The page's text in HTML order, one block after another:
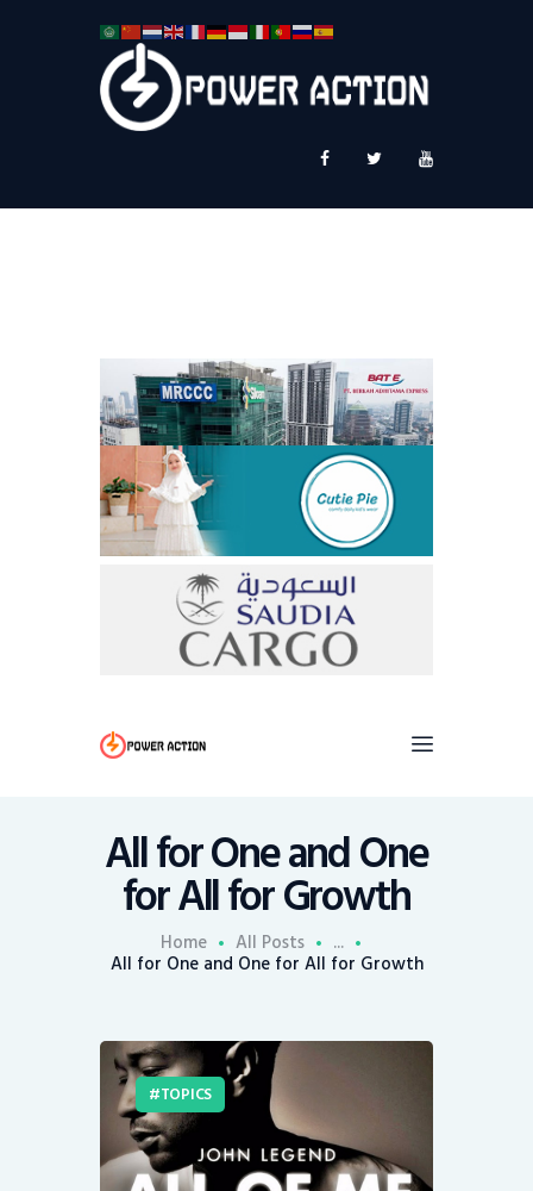
All for One and One
for All for Growth
Home All Posts ...
All for One and One for All for Growth
Service Plus
TOPICS